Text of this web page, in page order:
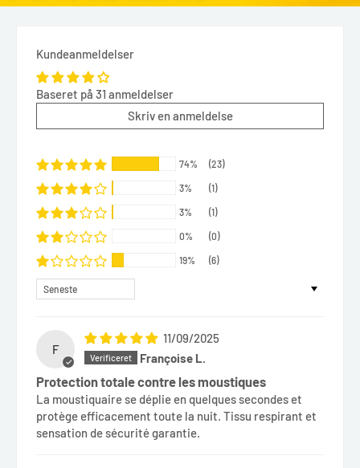
Kundeanmeldelser
Baseret på 31 anmeldelser
Skriv en anmeldelse
74% (23)
3% (1)
3% (1)
0% (0)
19% (6)
Sort by
F
11/09/2025
Françoise L.
Protection totale contre les moustiques
La moustiquaire se déplie en quelques secondes et
protège efficacement toute la nuit. Tissu respirant et
sensation de sécurité garantie.